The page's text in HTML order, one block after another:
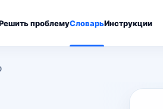
проблемуСловарьИнструкции